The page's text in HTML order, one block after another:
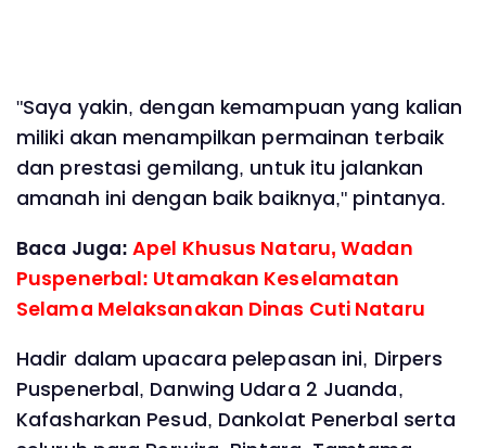
"Saya yakin, dengan kemampuan yang kalian
miliki akan menampilkan permainan terbaik
dan prestasi gemilang, untuk itu jalankan
amanah ini dengan baik baiknya," pintanya.
Baca Juga:Apel Khusus Nataru, Wadan
Puspenerbal: Utamakan Keselamatan
Selama Melaksanakan Dinas Cuti Nataru
Hadir dalam upacara pelepasan ini, Dirpers
Puspenerbal, Danwing Udara 2 Juanda,
Kafasharkan Pesud, Dankolat Penerbal serta